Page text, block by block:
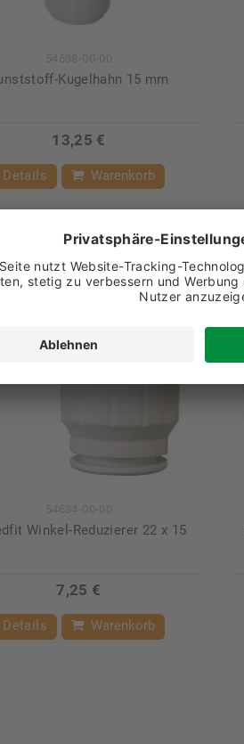
Kugelhahn 15 mm
13,25 €
Details Warenkorb
Winkel-Reduzierer 22 x 15
7,25 €
Details Warenkorb